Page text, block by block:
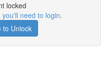
locked
you'll need to login.
to Unlock